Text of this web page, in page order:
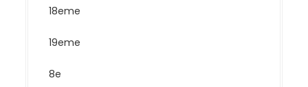
18eme
19eme
8e